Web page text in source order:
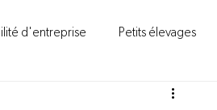
d'entreprise Petits élevages